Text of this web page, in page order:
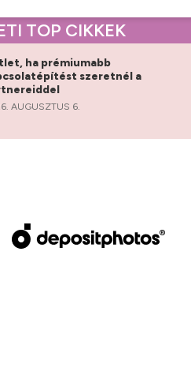
TOP CIKKEK
ha prémiumabb
szeretnél a
AUGUSZTUS 6.